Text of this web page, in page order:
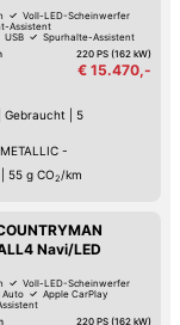
Voll-LED-Scheinwerfer
Assistent
USB
Spurhalte-Assistent
220 PS (162 kW)
€ 15.470,-
Gebraucht
5
-
55 g CO2 /km
Navi/LED
Voll-LED-Scheinwerfer
Auto
Apple CarPlay
220 PS (162 kW)